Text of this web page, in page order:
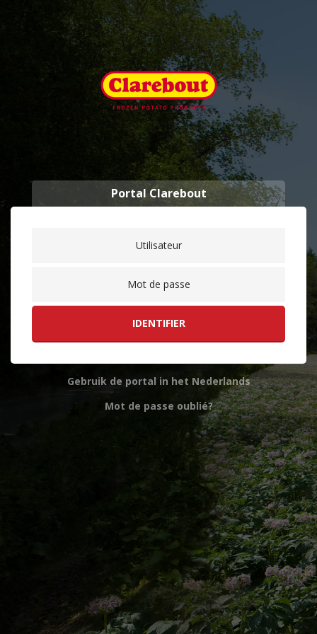
Portal Clarebout
Gebruik de portal in het Nederlands
Mot de passe oublié?